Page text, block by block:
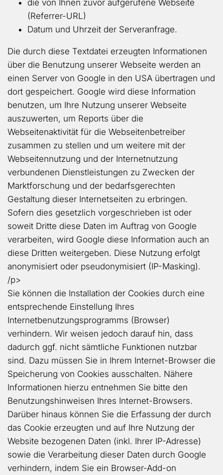
die von Ihnen zuvor aufgerufene Webseite
(Referrer-URL)
Datum und Uhrzeit der Serveranfrage.
Die durch diese Textdatei erzeugten Informationen
über die Benutzung unserer Webseite werden an
einen Server von Google in den USA übertragen und
dort gespeichert. Google wird diese Information
benutzen, um Ihre Nutzung unserer Webseite
auszuwerten, um Reports über die
Webseitenaktivität für die Webseitenbetreiber
zusammen zu stellen und um weitere mit der
Webseitennutzung und der Internetnutzung
verbundenen Dienstleistungen zu Zwecken der
Marktforschung und der bedarfsgerechten
Gestaltung dieser Internetseiten zu erbringen.
Sofern dies gesetzlich vorgeschrieben ist oder
soweit Dritte diese Daten im Auftrag von Google
verarbeiten, wird Google diese Information auch an
diese Dritten weitergeben. Diese Nutzung erfolgt
anonymisiert oder pseudonymisiert (IP-Masking).
/p>
Sie können die Installation der Cookies durch eine
entsprechende Einstellung Ihres
Internetbenutzungsprogramms (Browser)
verhindern. Wir weisen jedoch darauf hin, dass
dadurch ggf. nicht sämtliche Funktionen nutzbar
sind. Dazu müssen Sie in Ihrem Internet-Browser die
Speicherung von Cookies ausschalten. Nähere
Informationen hierzu entnehmen Sie bitte den
Benutzungshinweisen Ihres Internet-Browsers.
Darüber hinaus können Sie die Erfassung der durch
das Cookie erzeugten und auf Ihre Nutzung der
Website bezogenen Daten (inkl. Ihrer IP-Adresse)
sowie die Verarbeitung dieser Daten durch Google
verhindern, indem Sie ein Browser-Add-on